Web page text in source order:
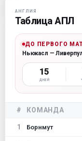
АНГЛИЯ
Таблица АПЛ
ДО ПЕРВОГО
Ньюкасл —
15
ДНЕЙ
# КОМАНДА
1 Борнмут